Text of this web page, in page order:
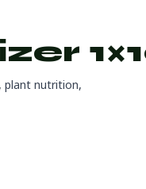
plant nutrition,